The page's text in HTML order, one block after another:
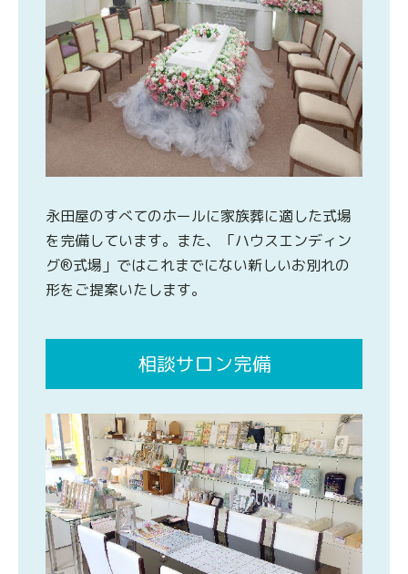
永田屋のすべてのホールに家族葬に適した式場
を完備しています。また、「ハウスエンディン
グ®式場」ではこれまでにない新しいお別れの
形をご提案いたします。
相談サロン完備